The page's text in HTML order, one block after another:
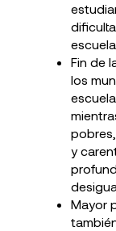
Fin de
los
y
Mayor